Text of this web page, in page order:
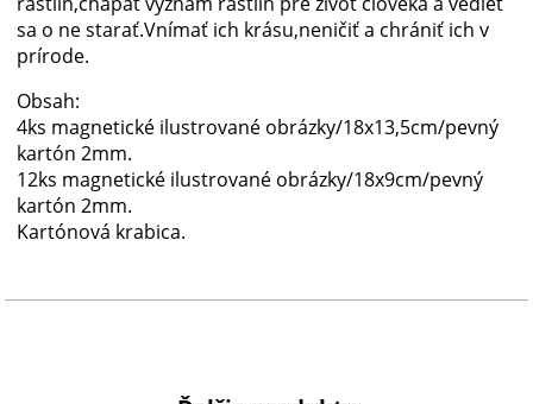
sa o ne starať.Vnímať ich krásu,neničiť a chrániť ich v
prírode.
Obsah:
4ks magnetické ilustrované obrázky/18x13,5cm/pevný
kartón 2mm.
12ks magnetické ilustrované obrázky/18x9cm/pevný
kartón 2mm.
Kartónová krabica.